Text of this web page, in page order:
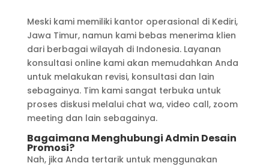
Meski kami memiliki kantor operasional di Kediri,
Jawa Timur, namun kami bebas menerima klien
dari berbagai wilayah di Indonesia. Layanan
konsultasi online kami akan memudahkan Anda
untuk melakukan revisi, konsultasi dan lain
sebagainya. Tim kami sangat terbuka untuk
proses diskusi melalui chat wa, video call, zoom
meeting dan lain sebagainya.
Bagaimana Menghubungi Admin Desain
Promosi?
Nah, jika Anda tertarik untuk menggunakan